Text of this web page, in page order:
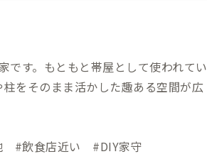
です。もともと帯屋として使われてい
をそのまま活かした趣ある空間が広
#飲食店近い #DIY家守